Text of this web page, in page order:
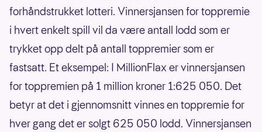
forhåndstrukket lotteri. Vinnersjansen for toppremie
i hvert enkelt spill vil da være antall lodd som er
trykket opp delt på antall toppremier som er
fastsatt. Et eksempel: I MillionFlax er vinnersjansen
for toppremien på 1 million kroner 1:625 050. Det
betyr at det i gjennomsnitt vinnes en toppremie for
hver gang det er solgt 625 050 lodd. Vinnersjansen